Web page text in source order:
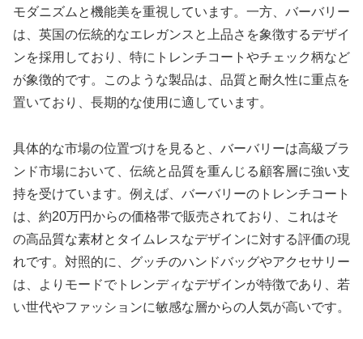
モダニズムと機能美を重視しています。一方、バーバリー
は、英国の伝統的なエレガンスと上品さを象徴するデザイ
ンを採用しており、特にトレンチコートやチェック柄など
が象徴的です。このような製品は、品質と耐久性に重点を
置いており、長期的な使用に適しています。
具体的な市場の位置づけを見ると、バーバリーは高級ブラ
ンド市場において、伝統と品質を重んじる顧客層に強い支
持を受けています。例えば、バーバリーのトレンチコート
は、約20万円からの価格帯で販売されており、これはそ
の高品質な素材とタイムレスなデザインに対する評価の現
れです。対照的に、グッチのハンドバッグやアクセサリー
は、よりモードでトレンディなデザインが特徴であり、若
い世代やファッションに敏感な層からの人気が高いです。